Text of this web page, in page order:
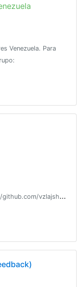
Venezuela. Para
Groupvzlajs@googlegroups.comhttps://github.com/vzlajshttps://www.npmjs.com/org/vzlajs/https://groups.google.com/d/forum/vzlajs